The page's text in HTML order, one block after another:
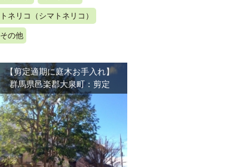
トネリコ（シマトネリコ）
その他
【剪定適期に庭木お手入れ】
群馬県邑楽郡大泉町：剪定